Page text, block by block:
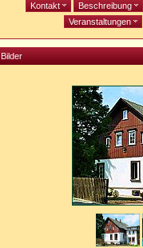
Kontakt Beschreibung
Veranstaltungen
Bilder